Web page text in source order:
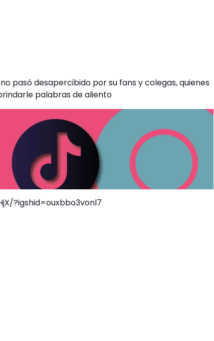
pasó desapercibido por su fans y colegas, quienes
palabras de aliento
?igshid=ouxbbo3vonl7